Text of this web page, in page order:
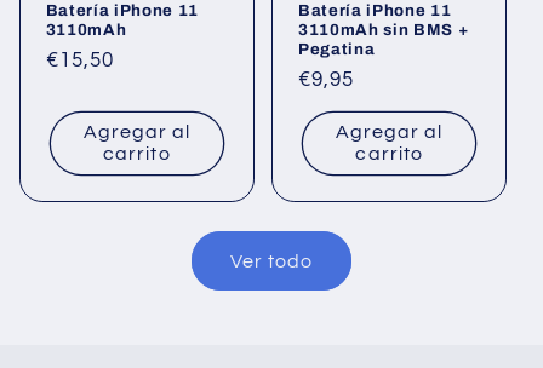
Batería iPhone 11
3110mAh
Precio
€15,50
Agregar al
carrito
Batería iPhone 11
3110mAh sin BMS +
Pegatina
Precio
habitual
€9,95
Agregar al
carrito
Ver todo